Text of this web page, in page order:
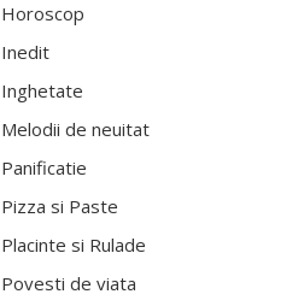
Horoscop
Inedit
Inghetate
Melodii de neuitat
Panificatie
Pizza si Paste
Placinte si Rulade
Povesti de viata